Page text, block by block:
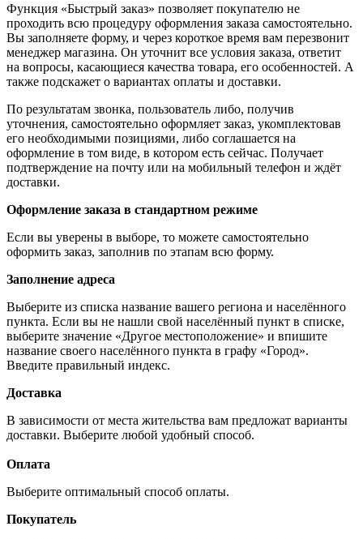
Функция «Быстрый заказ» позволяет покупателю не
проходить всю процедуру оформления заказа самостоятельно.
Вы заполняете форму, и через короткое время вам перезвонит
менеджер магазина. Он уточнит все условия заказа, ответит
на вопросы, касающиеся качества товара, его особенностей. А
также подскажет о вариантах оплаты и доставки.
По результатам звонка, пользователь либо, получив
уточнения, самостоятельно оформляет заказ, укомплектовав
его необходимыми позициями, либо соглашается на
оформление в том виде, в котором есть сейчас. Получает
подтверждение на почту или на мобильный телефон и ждёт
доставки.
Оформление заказа в стандартном режиме
Если вы уверены в выборе, то можете самостоятельно
оформить заказ, заполнив по этапам всю форму.
Заполнение адреса
Выберите из списка название вашего региона и населённого
пункта. Если вы не нашли свой населённый пункт в списке,
выберите значение «Другое местоположение» и впишите
название своего населённого пункта в графу «Город».
Введите правильный индекс.
Доставка
В зависимости от места жительства вам предложат варианты
доставки. Выберите любой удобный способ.
Оплата
Выберите оптимальный способ оплаты.
Покупатель